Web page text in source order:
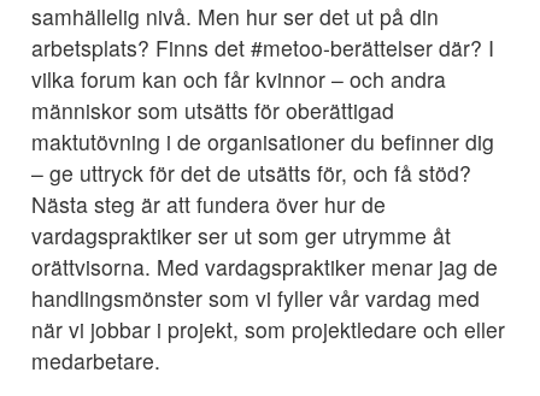
samhällelig nivå. Men hur ser det ut på din
arbetsplats? Finns det #metoo-berättelser där? I
vilka forum kan och får kvinnor – och andra
människor som utsätts för oberättigad
maktutövning i de organisationer du befinner dig
– ge uttryck för det de utsätts för, och få stöd?
Nästa steg är att fundera över hur de
vardagspraktiker ser ut som ger utrymme åt
orättvisorna. Med vardagspraktiker menar jag de
handlingsmönster som vi fyller vår vardag med
när vi jobbar i projekt, som projektledare och eller
medarbetare.